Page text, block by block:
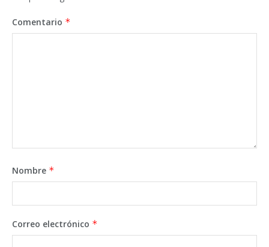
Comentario *
Nombre *
Correo electrónico *